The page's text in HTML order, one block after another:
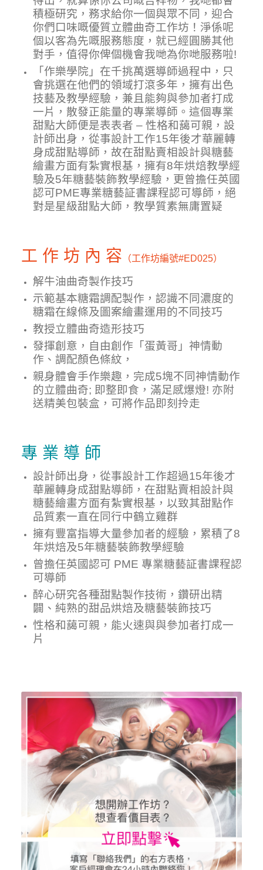
積極研究，務求給你一個與眾不同，迎合
你們口味嘅優質立體曲奇工作坊！淨係呢
個以客為先嘅服務態度，就已經圓勝其他
對手，值得你俾個機會我哋為你哋服務啦!
「作樂學院」在千挑萬選導師過程中，只
會挑選在他們的領域打滾多年，擁有出色
技藝及教學經驗，兼且能夠與參加者打成
一片，散發正能量的專業導師。這個專業
甜點大師便是表表者 – 性格和藹可親，設
計師出身，從事設計工作15年後才華麗轉
身成甜點導師，故在甜點賣相設計與糖藝
繪畫方面有紮實根基，擁有8年烘焙教學經
驗及5年糖藝裝飾教學經驗，更曾擔任英國
認可PME專業糖藝証書課程認可導師，絕
對是星級甜點大師，教學質素無庸置疑
工 作 坊 內 容 （工作坊編號#ED025）
解牛油曲奇製作技巧
示範基本糖霜調配製作，認識不同濃度的
糖霜在線條及圖案繪畫運用的不同技巧
教授立體曲奇造形技巧
發揮創意，自由創作「蛋黃哥」神情動
作、調配顏色條紋，
親身體會手作樂趣，完成5塊不同神情動作
的立體曲奇; 即整即食，滿足感爆燈! 亦附
送精美包裝盒，可將作品即刻拎走
專 業 導 師
設計師出身，從事設計工作超過15年後才
華麗轉身成甜點導師，在甜點賣相設計與
糖藝繪畫方面有紮實根基，以致其甜點作
品質素一直在同行中鶴立雞群
擁有豐富指導大量參加者的經驗，累積了8
年烘焙及5年糖藝裝飾教學經驗
曾擔任英國認可 PME 專業糖藝証書課程認
可導師
醉心研究各種甜點製作技術，鑽研出精
闢、純熟的甜品烘焙及糖藝裝飾技巧
性格和藹可親，能火速與與參加者打成一
片